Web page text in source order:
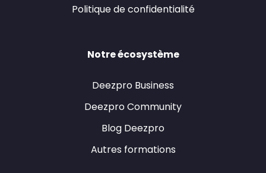
Politique de confidentialité
Notre écosystème
Deezpro Business
Deezpro Community
Blog Deezpro
Autres formations